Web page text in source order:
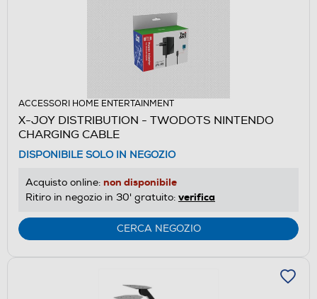
ACCESSORI HOME ENTERTAINMENT
X-JOY DISTRIBUTION - TWODOTS NINTENDO
CHARGING CABLE
DISPONIBILE SOLO IN NEGOZIO
Acquisto online: non disponibile
Ritiro in negozio in 30' gratuito: verifica
CERCA NEGOZIO